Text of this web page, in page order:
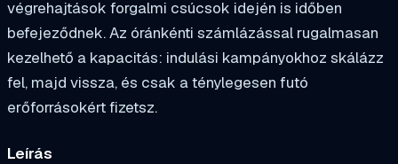
végrehajtások forgalmi csúcsok idején is időben
befejeződnek. Az óránkénti számlázással rugalmasan
kezelhető a kapacitás: indulási kampányokhoz skálázz
fel, majd vissza, és csak a ténylegesen futó
erőforrásokért fizetsz.
Leírás